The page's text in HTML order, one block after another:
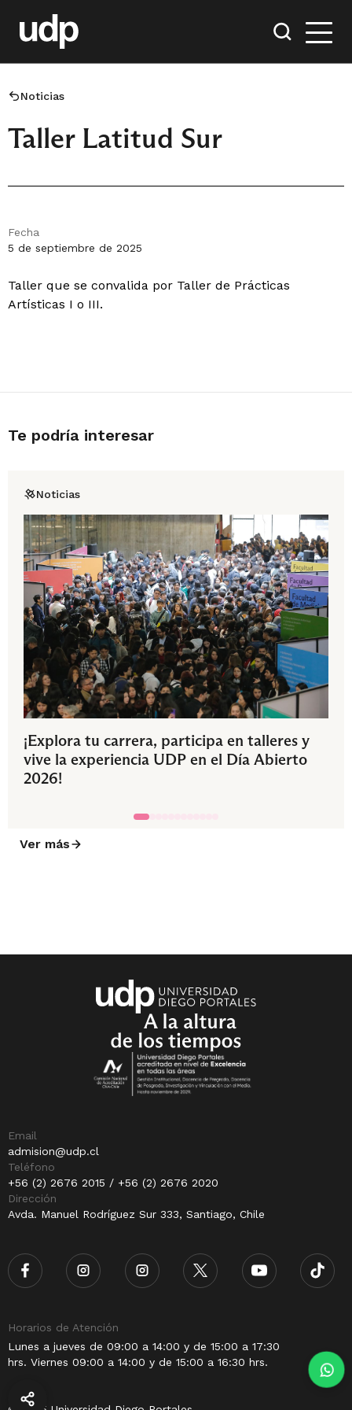
Noticias
Taller Latitud Sur
Fecha
5 de septiembre de 2025
Taller que se convalida por Taller de Prácticas
Artísticas I o III.
Te podría interesar
Noticias
¡Explora tu carrera, participa en talleres y
vive la experiencia UDP en el Día Abierto
2026!
Ver más
Email
admision@udp.cl
Teléfono
+56 (2) 2676 2015 / +56 (2) 2676 2020
Dirección
Avda. Manuel Rodríguez Sur 333, Santiago, Chile
Horarios de Atención
Lunes a jueves de 09:00 a 14:00 y de 15:00 a 17:30
hrs. Viernes 09:00 a 14:00 y de 15:00 a 16:30 hrs.